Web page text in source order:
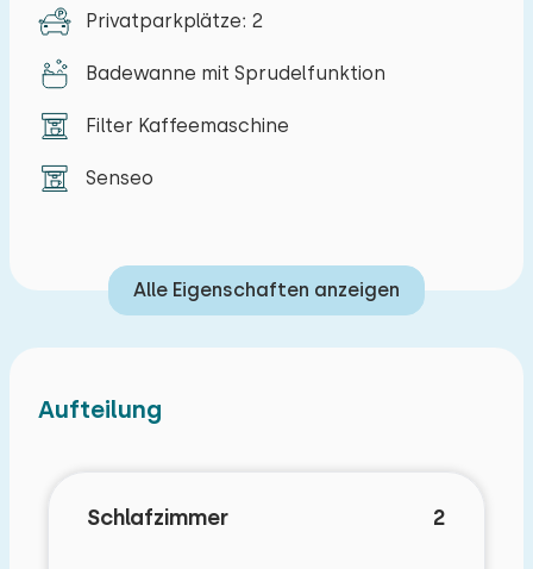
eine Tischtennisplatte und eine Boulebahn.
Fahrräder und E-Bikes können Sie an der
Rezeption mieten.
Privatparkplätze: 2
Badewanne mit Sprudelfunktion
Filter Kaffeemaschine
Senseo
Alle Eigenschaften anzeigen
Aufteilung
Schlafzimmer 2